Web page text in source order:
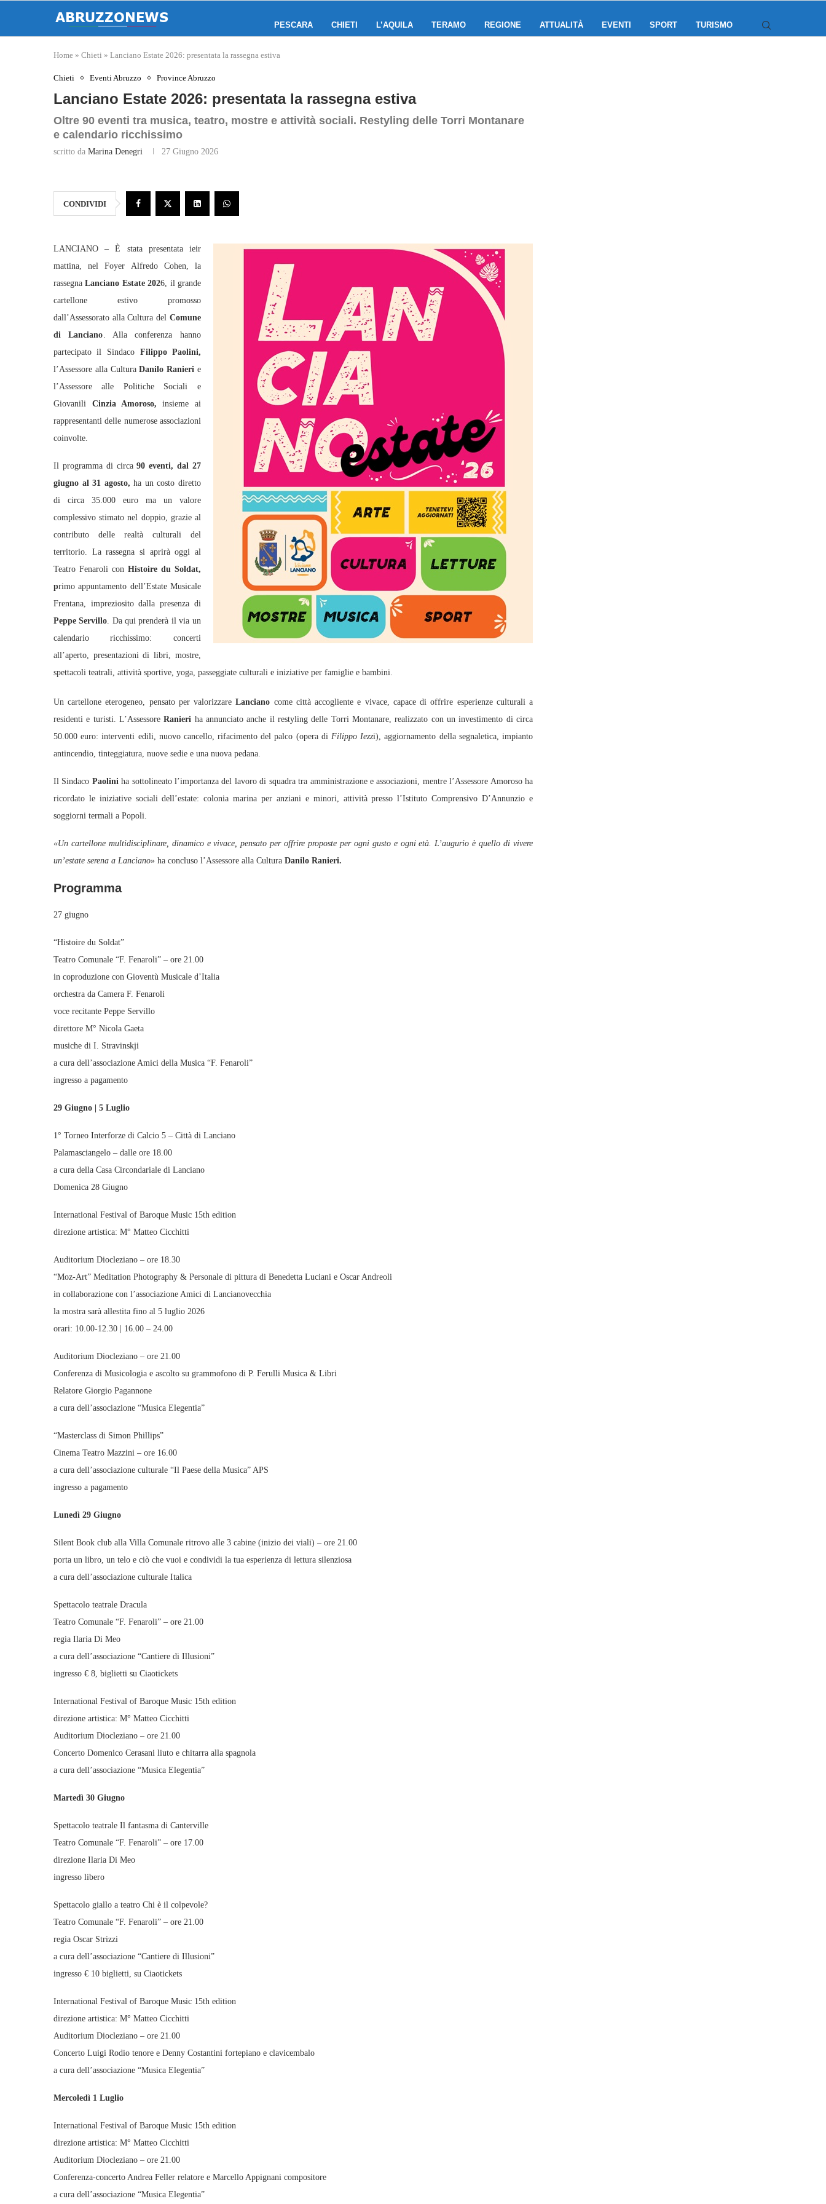
PESCARA CHIETI L’AQUILA TERAMO REGIONE ATTUALITÀ EVENTI SPORT TURISMO
Home » Chieti » Lanciano Estate 2026: presentata la rassegna estiva
Chieti Eventi Abruzzo Province Abruzzo
Lanciano Estate 2026: presentata la rassegna estiva
Oltre 90 eventi tra musica, teatro, mostre e attività sociali. Restyling delle Torri Montanare
e calendario ricchissimo
scritto da Marina Denegri 27 Giugno 2026
CONDIVIDI
LANCIANO – È stata presentata ieir
mattina, nel Foyer Alfredo Cohen, la
rassegnaLanciano Estate 2026, il grande
cartellone estivo promosso
dall’Assessorato alla Cultura del Comune
di Lanciano. Alla conferenza hanno
partecipato il Sindaco Filippo Paolini,
l’Assessore alla CulturaDanilo Ranieri e
l’Assessore alle Politiche Sociali e
Giovanili Cinzia Amoroso, insieme ai
rappresentanti delle numerose associazioni
coinvolte.
Il programma di circa90 eventi, dal 27
giugno al 31 agosto, ha un costo diretto
di circa 35.000 euro ma un valore
complessivo stimato nel doppio, grazie al
contributo delle realtà culturali del
territorio. La rassegna si aprirà oggi al
Teatro Fenaroli con Histoire du Soldat,
primo appuntamento dell’Estate Musicale
Frentana, impreziosito dalla presenza di
Peppe Servillo. Da qui prenderà il via un
calendario ricchissimo: concerti
all’aperto, presentazioni di libri, mostre,
spettacoli teatrali, attività sportive, yoga, passeggiate culturali e iniziative per famiglie e bambini.
Un cartellone eterogeneo, pensato per valorizzareLanciano come città accogliente e vivace, capace di offrire esperienze culturali a
residenti e turisti. L’AssessoreRanieri ha annunciato anche il restyling delle Torri Montanare, realizzato con un investimento di circa
50.000 euro: interventi edili, nuovo cancello, rifacimento del palco (opera diFilippo Iezzi), aggiornamento della segnaletica, impianto
antincendio, tinteggiatura, nuove sedie e una nuova pedana.
Il Sindaco Paoliniha sottolineato l’importanza del lavoro di squadra tra amministrazione e associazioni, mentre l’Assessore Amoroso ha
ricordato le iniziative sociali dell’estate: colonia marina per anziani e minori, attività presso l’Istituto Comprensivo D’Annunzio e
soggiorni termali a Popoli.
«Un cartellone multidisciplinare, dinamico e vivace, pensato per offrire proposte per ogni gusto e ogni età. L’augurio è quello di vivere
un’estate serena a Lanciano» ha concluso l’Assessore alla Cultura Danilo Ranieri.
Programma
27 giugno
“Histoire du Soldat”
Teatro Comunale “F. Fenaroli” – ore 21.00
in coproduzione con Gioventù Musicale d’Italia
orchestra da Camera F. Fenaroli
voce recitante Peppe Servillo
direttore M° Nicola Gaeta
musiche di I. Stravinskji
a cura dell’associazione Amici della Musica “F. Fenaroli”
ingresso a pagamento
29 Giugno | 5 Luglio
1° Torneo Interforze di Calcio 5 – Città di Lanciano
Palamasciangelo – dalle ore 18.00
a cura della Casa Circondariale di Lanciano
Domenica 28 Giugno
International Festival of Baroque Music 15th edition
direzione artistica: M° Matteo Cicchitti
Auditorium Diocleziano – ore 18.30
“Moz-Art” Meditation Photography & Personale di pittura di Benedetta Luciani e Oscar Andreoli
in collaborazione con l’associazione Amici di Lancianovecchia
la mostra sarà allestita fino al 5 luglio 2026
orari: 10.00-12.30 | 16.00 – 24.00
Auditorium Diocleziano – ore 21.00
Conferenza di Musicologia e ascolto su grammofono di P. Ferulli Musica & Libri
Relatore Giorgio Pagannone
a cura dell’associazione “Musica Elegentia”
“Masterclass di Simon Phillips”
Cinema Teatro Mazzini – ore 16.00
a cura dell’associazione culturale “Il Paese della Musica” APS
ingresso a pagamento
Lunedì 29 Giugno
Silent Book club alla Villa Comunale ritrovo alle 3 cabine (inizio dei viali) – ore 21.00
porta un libro, un telo e ciò che vuoi e condividi la tua esperienza di lettura silenziosa
a cura dell’associazione culturale Italica
Spettacolo teatrale Dracula
Teatro Comunale “F. Fenaroli” – ore 21.00
regia Ilaria Di Meo
a cura dell’associazione “Cantiere di Illusioni”
ingresso € 8, biglietti su Ciaotickets
International Festival of Baroque Music 15th edition
direzione artistica: M° Matteo Cicchitti
Auditorium Diocleziano – ore 21.00
Concerto Domenico Cerasani liuto e chitarra alla spagnola
a cura dell’associazione “Musica Elegentia”
Martedì 30 Giugno
Spettacolo teatrale Il fantasma di Canterville
Teatro Comunale “F. Fenaroli” – ore 17.00
direzione Ilaria Di Meo
ingresso libero
Spettacolo giallo a teatro Chi è il colpevole?
Teatro Comunale “F. Fenaroli” – ore 21.00
regia Oscar Strizzi
a cura dell’associazione “Cantiere di Illusioni”
ingresso € 10 biglietti, su Ciaotickets
International Festival of Baroque Music 15th edition
direzione artistica: M° Matteo Cicchitti
Auditorium Diocleziano – ore 21.00
Concerto Luigi Rodio tenore e Denny Costantini fortepiano e clavicembalo
a cura dell’associazione “Musica Elegentia”
Mercoledì 1 Luglio
International Festival of Baroque Music 15th edition
direzione artistica: M° Matteo Cicchitti
Auditorium Diocleziano – ore 21.00
Conferenza-concerto Andrea Feller relatore e Marcello Appignani compositore
a cura dell’associazione “Musica Elegentia”